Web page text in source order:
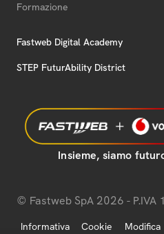
Formazione
Fastweb Digital Academy
STEP FuturAbility District
Insieme, siamo
© Fastweb SpA 2026 -
Informativa
Cookie
Modifica